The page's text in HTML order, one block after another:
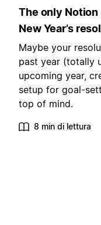
The only
New Year’s
Maybe your
past year (totally
upcoming year,
setup for goal-
top of mind.
8 min di lettura